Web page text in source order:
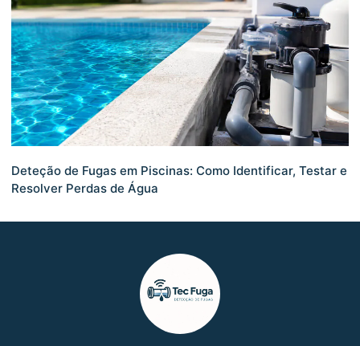
Deteção de Fugas em Piscinas: Como Identificar, Testar e
Resolver Perdas de Água